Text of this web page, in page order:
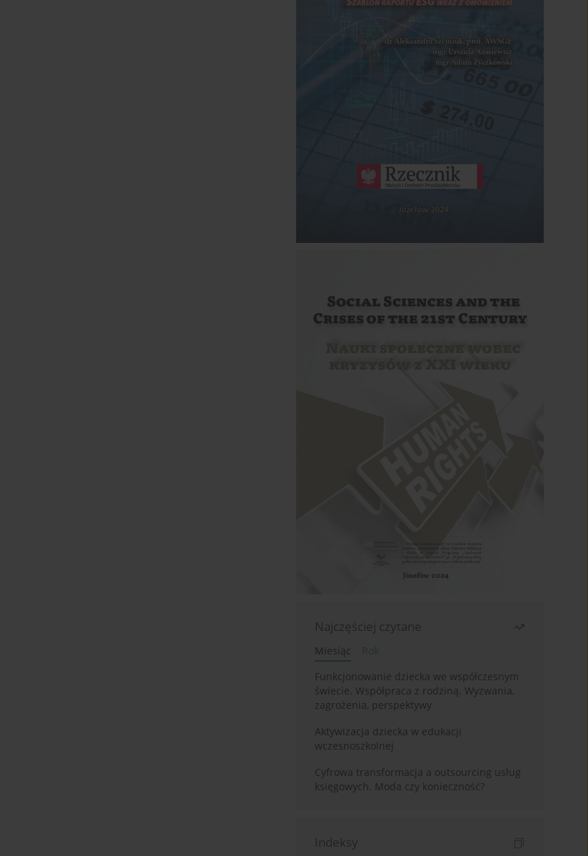
Najczęściej czytane
Miesiąc
Rok
Funkcjonowanie dziecka we współczesnym
świecie. Współpraca z rodziną. Wyzwania,
zagrożenia, perspektywy
Aktywizacja dziecka w edukacji
wczesnoszkolnej
Cyfrowa transformacja a outsourcing usług
księgowych. Moda czy konieczność?
Indeksy